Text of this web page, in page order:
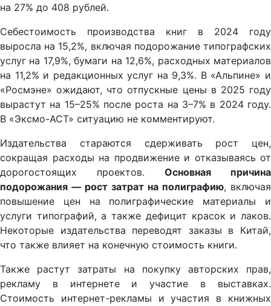
на 27% до 408 рублей.
Себестоимость производства книг в 2024 году
выросла на 15,2%, включая подорожание типографских
услуг на 17,9%, бумаги на 12,6%, расходных материалов
на 11,2% и редакционных услуг на 9,3%. В «Альпине» и
«Росмэне» ожидают, что отпускные цены в 2025 году
вырастут на 15–25% после роста на 3–7% в 2024 году.
В «Эксмо-АСТ» ситуацию не комментируют.
Издательства стараются сдерживать рост цен,
сокращая расходы на продвижение и отказываясь от
дорогостоящих проектов. Основная причина
подорожания — рост затрат на полиграфию, включая
повышение цен на полиграфические материалы и
услуги типографий, а также дефицит красок и лаков.
Некоторые издательства переводят заказы в Китай,
что также влияет на конечную стоимость книги.
Также растут затраты на покупку авторских прав,
рекламу в интернете и участие в выставках.
Стоимость интернет-рекламы и участия в книжных